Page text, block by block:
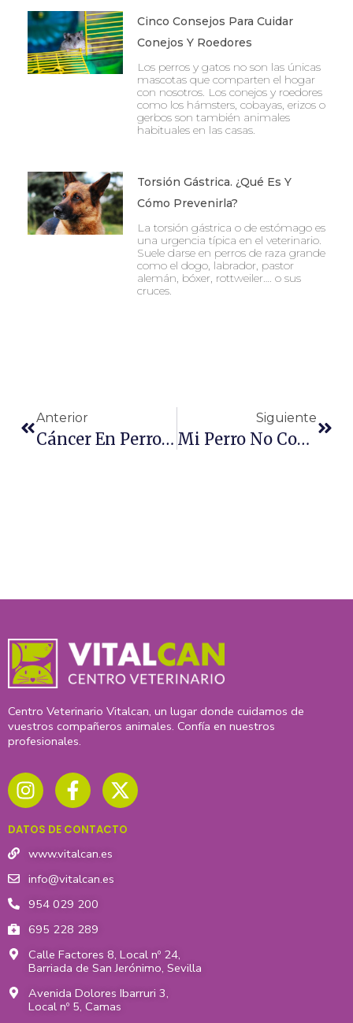
Cinco Consejos Para Cuidar
Conejos Y Roedores
Los perros y gatos no son las únicas
mascotas que comparten el hogar
con nosotros. Los conejos y roedores
como los hámsters, cobayas, erizos o
gerbos son también animales
habituales en las casas.
Torsión Gástrica. ¿Qué Es Y
Cómo Prevenirla?
La torsión gástrica o de estómago es
una urgencia típica en el veterinario.
Suele darse en perros de raza grande
como el dogo, labrador, pastor
alemán, bóxer, rottweiler…. o sus
cruces.
Anterior
Cáncer En Perros ¿Qué Efectos Puede Causarle La Quimioterapia?
Siguiente
Mi Perro No Come Pienso
Centro Veterinario Vitalcan, un lugar donde cuidamos de
vuestros compañeros animales. Confía en nuestros
profesionales.
n
s
a
g
r
a
m
a
c
b
o
o
k
-
f
-
t
i
DATOS DE CONTACTO
www.vitalcan.es
info@vitalcan.es
954 029 200
695 228 289
Calle Factores 8, Local nº 24,
Barriada de San Jerónimo, Sevilla
Avenida Dolores Ibarruri 3,
Local nº 5, Camas